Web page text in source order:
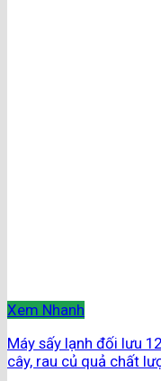
Xem Nhanh
Máy sấy lạnh đối lưu
cây, rau củ quả chất